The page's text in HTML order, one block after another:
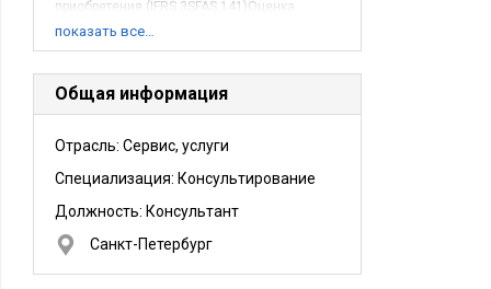
приобретения (IFRS 3SFAS 141)Оценка
показать все…
Общая информация
Отрасль: Сервис, услуги
Специализация: Консультирование
Должность: Консультант
Санкт-Петербург